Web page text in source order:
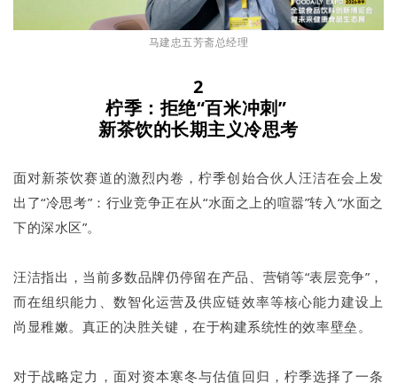
马建忠五芳斋总经理
2
柠季：拒绝“百米冲刺”
新茶饮的长期主义冷思考
面对新茶饮赛道的激烈内卷，柠季创始合伙人汪洁在会上发
出了“冷思考”：行业竞争正在从“水面之上的喧嚣”转入“水面之
下的深水区”。
汪洁指出，当前多数品牌仍停留在产品、营销等“表层竞争”，
而在组织能力、数智化运营及供应链效率等核心能力建设上
尚显稚嫩。真正的决胜关键，在于构建系统性的效率壁垒。
对于战略定力，面对资本寒冬与估值回归，柠季选择了一条